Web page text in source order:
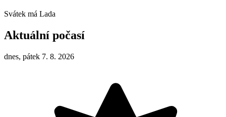
Svátek má Lada
Aktuální počasí
dnes, pátek 7. 8. 2026